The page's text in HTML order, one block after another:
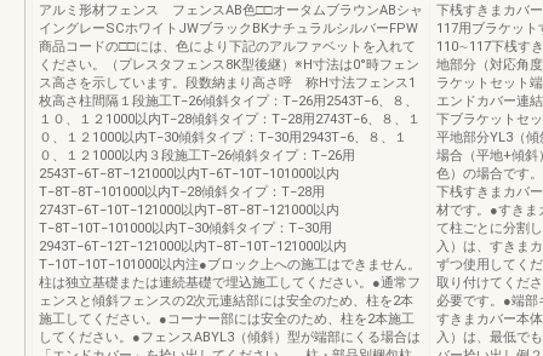
アルミ形材フェンス フェンスAB色□□オータムブラウンABシャ
イングレーSCホワイトJWブラックBKナチュラルシルバーFPW
商品コードの□□には、色により下記のアルファベットを入れて
ください。（プレスタフェンス8K型後継）※H寸法は0°時フェン
ス高さを示しています。段数納まり高さ呼 称H寸法フェンス1
枚高さ柱間隔１段施工T−26傾斜タイプ：T−26用2543T−6、８、
１０、１２1000以内T−28傾斜タイプ：T−28用2743T−6、８、１
０、１２1000以内T−30傾斜タイプ：T−30用2943T−6、８、１
０、１２1000以内３段施工T−26傾斜タイプ：T−26用
2543T−6T−8T−121000以内T−6T−10T−101000以内
T−8T−8T−101000以内T−28傾斜タイプ：T−28用
2743T−6T−10T−121000以内T−8T−8T−121000以内
T−8T−10T−101000以内T−30傾斜タイプ：T−30用
2943T−6T−12T−121000以内T−8T−10T−121000以内
T−10T−10T−101000以内注●ブロック上への施工はできません。
柱は独立基礎または連続基礎で埋込施工してください。●通常フ
ェンスと傾斜フェンスの2次元連結部には安全のため、柱を2本
施工してください。●コーナー部には安全のため、柱を2本施工
してください。●フェンスABYL3（傾斜）型が端部にくる場合は
下桟すきまカバ
117用ブラケッ
110∼117下桟す
地部分（対応角
ラケットセット
エンドカバー連
下ブラケットセ
平地部分YL3（
場合（平地+傾斜
色）の場合です
下桟すきまカバ
材です。●すきま
て柱ごとに分割
入）は、すきま
ずつ使用してく
取り付けてくだ
必要です。●端部
すきまカバー本
入）は、最低で